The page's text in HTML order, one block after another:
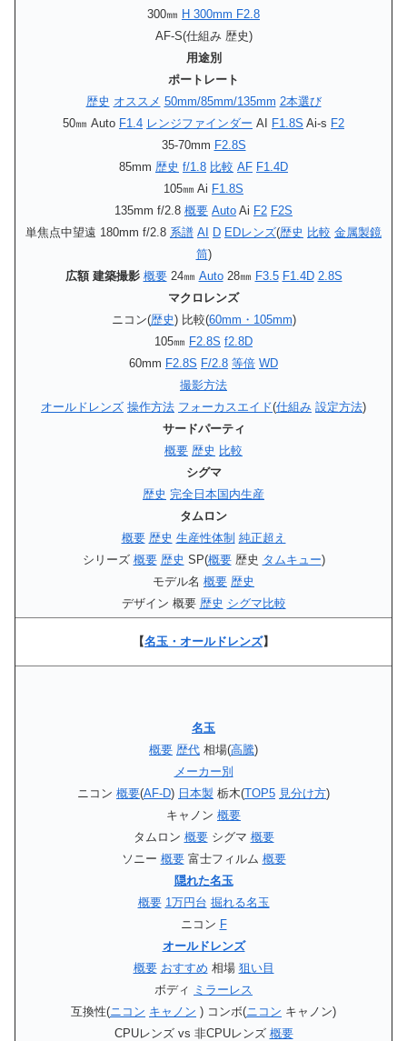
300㎜ H 300mm F2.8
AF-S(仕組み 歴史)
用途別
ポートレート
歴史 オススメ 50mm/85mm/135mm 2本選び
50㎜ Auto F1.4 レンジファインダー AI F1.8S Ai-s F2
35-70mm F2.8S
85mm 歴史 f/1.8 比較 AF F1.4D
105㎜ Ai F1.8S
135mm f/2.8 概要 Auto Ai F2 F2S
単焦点中望遠 180mm f/2.8 系譜 AI D EDレンズ(歴史 比較 金属製鏡
筒)
広額 建築撮影 概要24㎜ Auto28㎜ F3.5 F1.4D 2.8S
マクロレンズ
ニコン(歴史) 比較(60mm・105mm)
105㎜ F2.8S f2.8D
60mm F2.8S F/2.8 等倍 WD
撮影方法
オールドレンズ 操作方法 フォーカスエイド(仕組み 設定方法)
サードパーティ
概要 歴史 比較
シグマ
歴史 完全日本国内生産
タムロン
概要 歴史 生産性体制 純正超え
シリーズ 概要 歴史 SP(概要歴史 タムキュー)
モデル名 概要 歴史
デザイン 概要 歴史 シグマ比較
【名玉・オールドレンズ】
名玉
概要 歴代 相場(高騰)
メーカー別
ニコン 概要(AF-D) 日本製 栃木(TOP5 見分け方)
キャノン 概要
タムロン 概要シグマ 概要
ソニー 概要富士フィルム 概要
隠れた名玉
概要 1万円台 掘れる名玉
ニコン F
オールドレンズ
概要 おすすめ 相場 狙い目
ボディ ミラーレス
互換性(ニコン キャノン ) コンボ(ニコン キャノン)
CPUレンズ vs 非CPUレンズ 概要